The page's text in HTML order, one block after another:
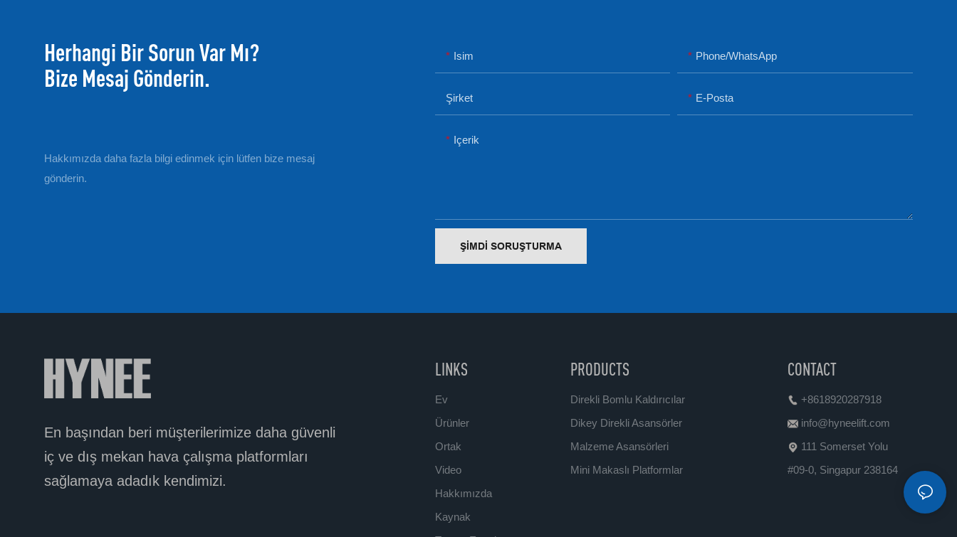
Herhangi Bir Sorun Var Mı?
Bize Mesaj Gönderin.
Hakkımızda daha fazla bilgi edinmek için lütfen bize mesaj
gönderin.
Isim Phone/whatsApp
Şirket E-Posta
Içerik
ŞIMDI SORUŞTURMA
En başından beri müşterilerimize daha güvenli
iç ve dış mekan hava çalışma platformları
sağlamaya adadık kendimizi.
LINKS
Ev
Ürünler
Ortak
Video
Hakkımızda
Kaynak
PRODUCTS
Direkli Bomlu Kaldırıcılar
Dikey Direkli Asansörler
Malzeme Asansörleri
Mini Makaslı Platformlar
CONTACT
+8618920287918
info@hyneelift.com
111 Somerset Yolu
#09-0, Singapur 238164